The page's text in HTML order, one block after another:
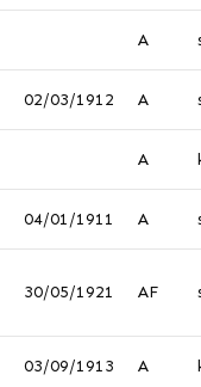
A
02/03/1912 A
A
04/01/1911 A
30/05/1921 AF
03/09/1913 A